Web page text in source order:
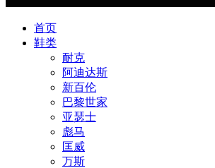
首页
鞋类
耐克
阿迪达斯
新百伦
巴黎世家
亚瑟士
彪马
匡威
万斯